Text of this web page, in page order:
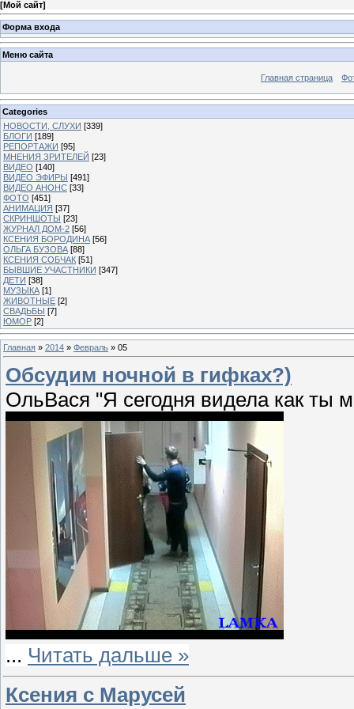
[Мой сайт]
Форма входа
Меню сайта
Главная страница
Categories
НОВОСТИ, СЛУХИ [339]
БЛОГИ [189]
РЕПОРТАЖИ [95]
МНЕНИЯ ЗРИТЕЛЕЙ [23]
ВИДЕО [140]
ВИДЕО ЭФИРЫ [491]
ВИДЕО АНОНС [33]
ФОТО [451]
АНИМАЦИЯ [37]
СКРИНШОТЫ [23]
ЖУРНАЛ ДОМ-2 [56]
КСЕНИЯ БОРОДИНА [56]
ОЛЬГА БУЗОВА [88]
КСЕНИЯ СОБЧАК [51]
БЫВШИЕ УЧАСТНИКИ [347]
ДЕТИ [38]
МУЗЫКА [1]
ЖИВОТНЫЕ [2]
СВАДЬБЫ [7]
ЮМОР [2]
Главная » 2014 » Февраль » 05
Обсудим ночной в гифках?)
ОльВася "Я сегодня видела как ты
... Читать дальше »
Ксения с Марусей